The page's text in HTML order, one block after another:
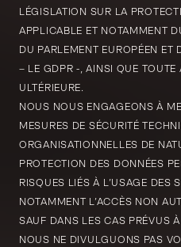
LÉGISLATION SUR LA
APPLICABLE ET NOTAMMENT
DU PARLEMENT EUROPÉEN
– LE GDPR -, AINSI QUE TOUTE
ULTÉRIEURE.
NOUS NOUS ENGAGEONS À
MESURES DE SÉCURITÉ
ORGANISATIONNELLES DE
PROTECTION DES DONNÉES
RISQUES LIÉS À L’USAGE DES
NOTAMMENT L’ACCÈS NON
SAUF DANS LES CAS PRÉVUS
NOUS NE DIVULGUONS PAS